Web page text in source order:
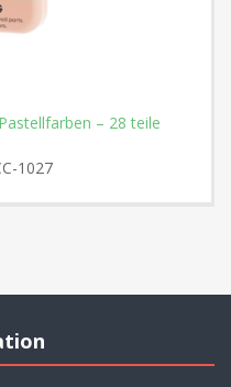
– 28 teile
1027